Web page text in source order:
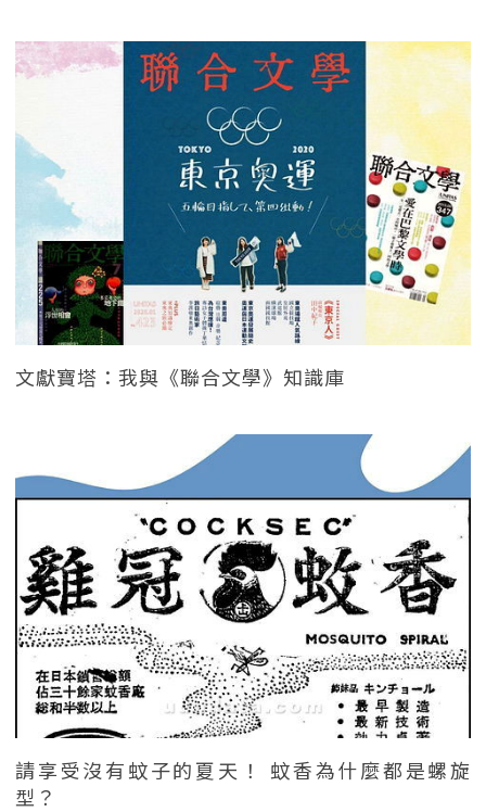
文獻寶塔：我與《聯合文學》知識庫
請享受沒有蚊子的夏天！ 蚊香為什麼都是螺旋
型？